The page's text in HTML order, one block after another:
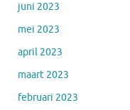
juni 2023
mei 2023
april 2023
maart 2023
februari 2023